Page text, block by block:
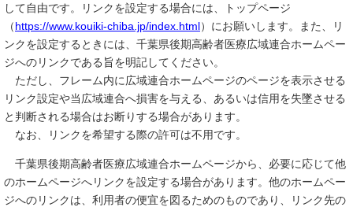
して自由です。リンクを設定する場合には、トップページ
（https://www.kouiki-chiba.jp/index.html）にお願いします。また、リ
ンクを設定するときには、千葉県後期高齢者医療広域連合ホームペー
ジへのリンクである旨を明記してください。
ただし、フレーム内に広域連合ホームページのページを表示させる
リンク設定や当広域連合へ損害を与える、あるいは信用を失墜させる
と判断される場合はお断りする場合があります。
なお、リンクを希望する際の許可は不用です。
千葉県後期高齢者医療広域連合ホームページから、必要に応じて他
のホームページへリンクを設定する場合があります。他のホームペー
ジへのリンクは、利用者の便宜を図るためのものであり、リンク先の